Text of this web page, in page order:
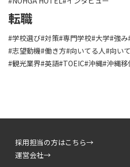
転職
#学校選び#対策#専門学校#大学#強み
#志望動機#働き方#向いてる人#向い
#観光業界#英語#TOEIC#沖縄#沖縄移
採用担当の方はこちら→
運営会社→